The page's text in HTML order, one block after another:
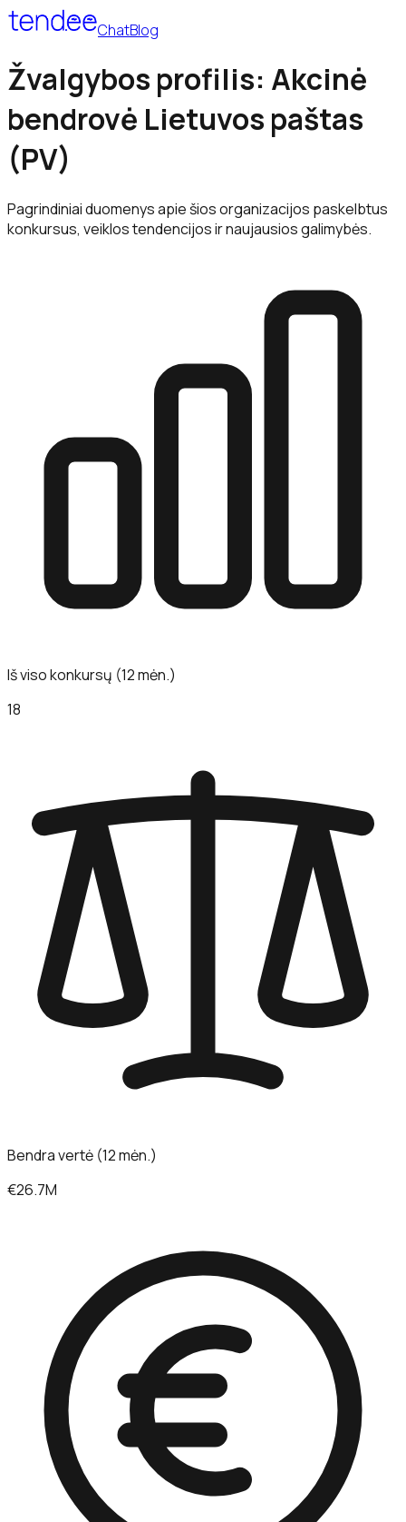
ChatBlog
Žvalgybos profilis: Akcinė
bendrovė Lietuvos paštas
(PV)
Pagrindiniai duomenys apie šios organizacijos paskelbtus
konkursus, veiklos tendencijos ir naujausios galimybės.
Iš viso konkursų (12 mėn.)
18
Bendra vertė (12 mėn.)
€26.7M